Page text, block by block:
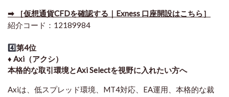
➡ ［仮想通貨CFDを確認する｜Exness 口座開設はこちら］
紹介コード：12189984
4️⃣第4位
♦️ Axi（アクシ）
本格的な取引環境とAxi Selectを視野に入れたい方へ
Axiは、低スプレッド環境、MT4対応、EA運用、本格的な裁